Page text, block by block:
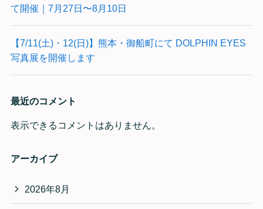
て開催｜7月27日〜8月10日
【7/11(土)・12(日)】熊本・御船町にて DOLPHIN EYES
写真展を開催します
最近のコメント
表示できるコメントはありません。
アーカイブ
2026年8月